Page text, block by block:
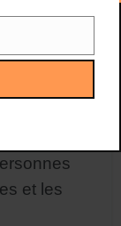
?
et les